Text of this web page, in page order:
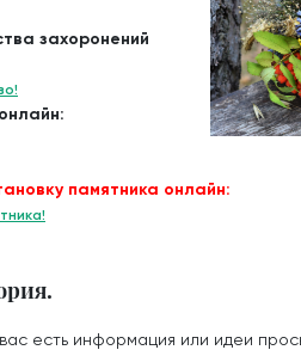
захоронений
памятника онлайн:
есть информация или идеи